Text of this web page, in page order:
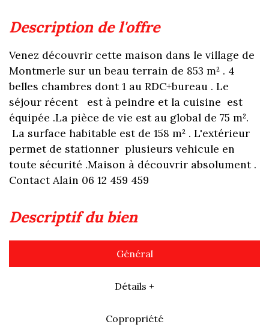
description de l'offre
Venez découvrir cette maison dans le village de
Montmerle sur un beau terrain de 853 m² . 4
belles chambres dont 1 au RDC+bureau . Le
séjour récent est à peindre et la cuisine est
équipée .La pièce de vie est au global de 75 m².
La surface habitable est de 158 m² . L'extérieur
permet de stationner plusieurs vehicule en
toute sécurité .Maison à découvrir absolument .
Contact Alain 06 12 459 459
descriptif du bien
Général
Détails +
Copropriété